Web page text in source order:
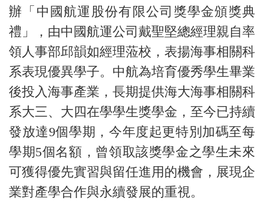
辦「中國航運股份有限公司獎學金頒獎典
禮」，由中國航運公司戴聖堅總經理親自率
領人事部邱韻如經理蒞校，表揚海事相關科
系表現優異學子。中航為培育優秀學生畢業
後投入海事產業，長期提供海大海事相關科
系大三、大四在學學生獎學金，至今已持續
發放達9個學期，今年度起更特別加碼至每
學期5個名額，曾領取該獎學金之學生未來
可獲得優先實習與留任進用的機會，展現企
業對產學合作與永續發展的重視。